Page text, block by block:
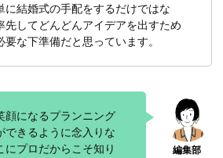
に結婚式の手配をするだけではな
先してどんどんアイデアを出すため
要な下準備だと思っています。
顔になるプランニング
できるように念入りな
にプロだからこそ知り